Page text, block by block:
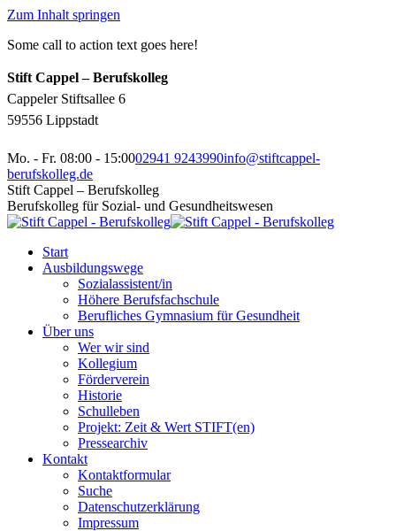
Zum Inhalt springen
Some call to action text goes here!
Stift Cappel – Berufskolleg
Cappeler Stiftsallee 6
59556 Lippstadt
Mo. - Fr. 08:00 - 15:0002941 9243990info@stiftcappel-
berufskolleg.de
Stift Cappel – Berufskolleg
Berufskolleg für Sozial- und Gesundheitswesen
Start
Ausbildungswege
Sozialassistent/in
Höhere Berufsfachschule
Berufliches Gymnasium für Gesundheit
Über uns
Wer wir sind
Kollegium
Förderverein
Historie
Schulleben
Projekt: Zeit & Wert STIFT(en)
Pressearchiv
Kontakt
Kontaktformular
Suche
Datenschutzerklärung
Impressum